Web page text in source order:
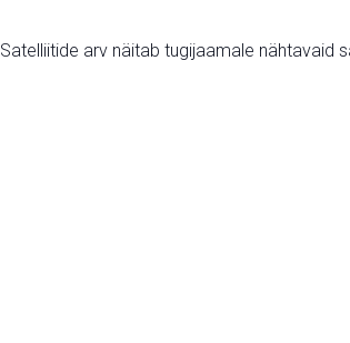
Satelliitide arv näitab tugijaamale nähtavaid